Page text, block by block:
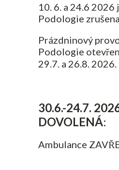
10. 6. a 24.6 2026
Podologie
Prázdninový
Podologie
29.7. a 26.8. 2026.
30.6.-24.7.
DOVOLENÁ:
Ambulance